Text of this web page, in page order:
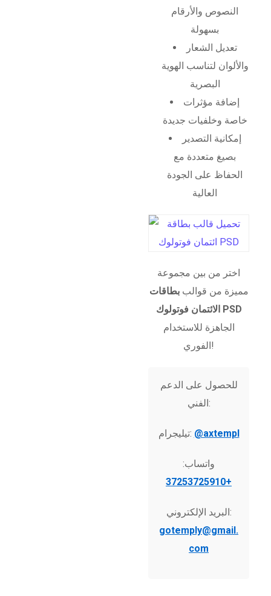
النصوص والأرقام
بسهولة
تعديل الشعار
والألوان لتناسب الهوية
البصرية
إضافة مؤثرات
خاصة وخلفيات جديدة
إمكانية التصدير
بصيغ متعددة مع
الحفاظ على الجودة
العالية
اختر من بين مجموعة
مميزة من قوالببطاقات
الائتمان فوتولوك PSD
الجاهزة للاستخدام
الفوري!
للحصول على الدعم
الفني:
تيليجرام: @axtempl
واتساب:
+37253725910
البريد الإلكتروني:
gotemply@gmail.
com